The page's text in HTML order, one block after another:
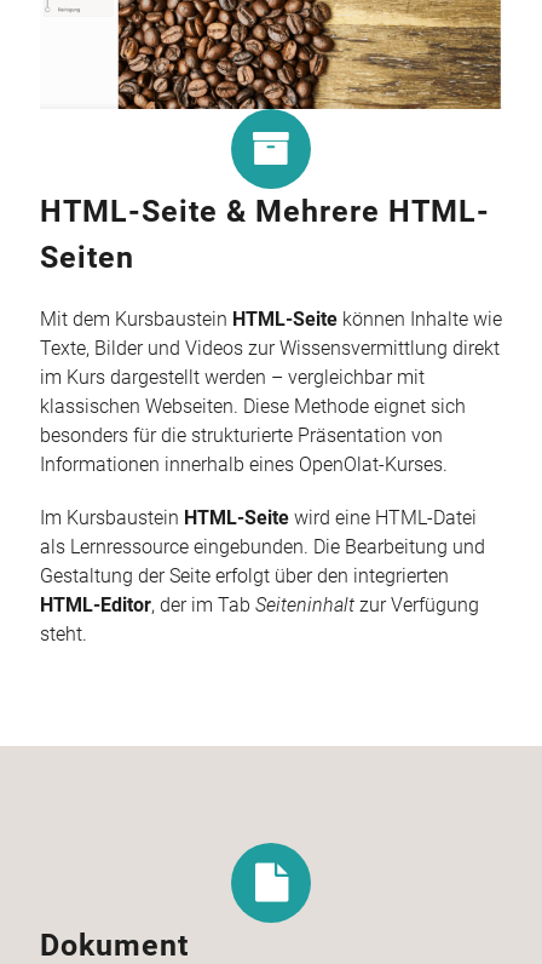
HTML-Seite & Mehrere HTML-
Seiten
Mit dem Kursbaustein HTML-Seite können Inhalte wie
Texte, Bilder und Videos zur Wissensvermittlung direkt
im Kurs dargestellt werden – vergleichbar mit
klassischen Webseiten. Diese Methode eignet sich
besonders für die strukturierte Präsentation von
Informationen innerhalb eines OpenOlat-Kurses.
Im Kursbaustein HTML-Seite wird eine HTML-Datei
als Lernressource eingebunden. Die Bearbeitung und
Gestaltung der Seite erfolgt über den integrierten
HTML-Editor, der im TabSeiteninhalt zur Verfügung
steht.
Dokument